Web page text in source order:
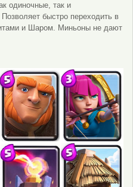
одиночные, так и
быстро переходить в
и Шаром. Миньоны не дают